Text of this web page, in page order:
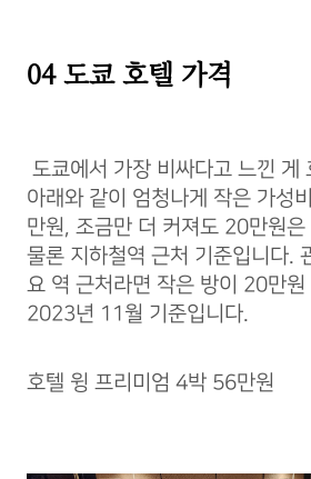
04 도쿄 호텔 가격
도쿄에서 가장 비싸다고 느낀 게
아래와 같이 엄청나게 작은 가성
만원, 조금만 더 커져도 20만원
물론 지하철역 근처 기준입니다.
요 역 근처라면 작은 방이 20만원
2023년 11월 기준입니다.
호텔 윙 프리미엄 4박 56만원